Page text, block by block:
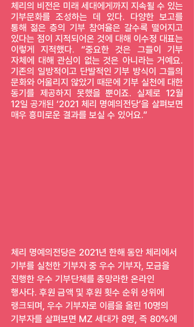
체리의 비전은 미래 세대에게까지 지속될 수 있는
기부문화를 조성하는 데 있다. 다양한 보고를
통해 젊은 층의 기부 참여율은 갈수록 떨어지고
있다는 점이 지적되어온 것에 대해 이수정 대표는
이렇게 지적했다. “중요한 것은 그들이 기부
자체에 대해 관심이 없는 것은 아니라는 거예요.
기존의 일방적이고 단발적인 기부 방식이 그들의
문화와 어울리지 않았기 때문에 기부 실천에 대한
동기를 제공하지 못했을 뿐이죠. 실제로 12월
12일 공개된 ‘2021 체리 명예의전당’을 살펴보면
매우 흥미로운 결과를 보실 수 있어요.”
체리 명예의전당은 2021년 한해 동안 체리에서
기부를 실천한 기부자 중 우수 기부자, 모금을
진행한 우수 기부단체를 총망라한 온라인
행사다. 후원 금액 및 후원 횟수 순위 상위에
랭크되며, 우수 기부자로 이름을 올린 10명의
기부자를 살펴보면 MZ 세대가 8명, 즉 80%에